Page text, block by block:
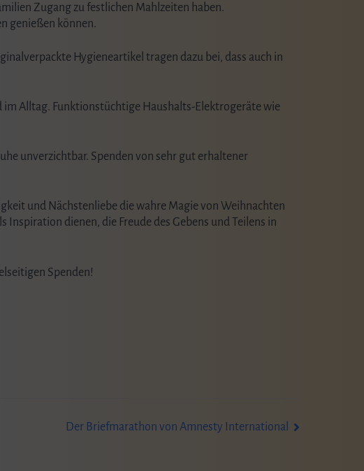
Zugang zu festlichen Mahlzeiten haben.
genießen können.
Hygieneartikel tragen dazu bei, dass auch in
Alltag. Funktionstüchtige Haushalts-Elektrogeräte wie
unverzichtbar. Spenden von sehr gut erhaltener
und Nächstenliebe die wahre Magie von Weihnachten
dienen, die Freude des Gebens und Teilens in
Spenden!
Der Briefmarathon von Amnesty International